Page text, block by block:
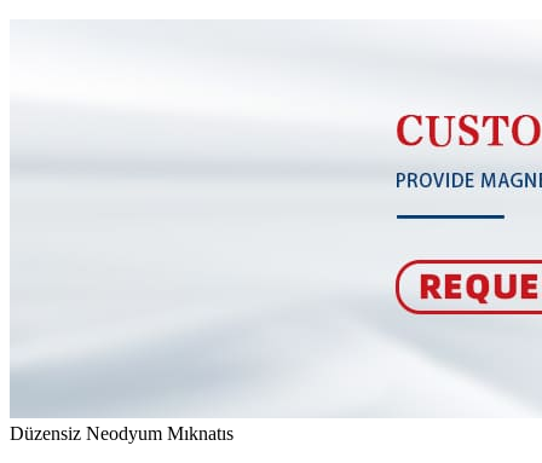
Düzensiz Neodyum Mıknatıs